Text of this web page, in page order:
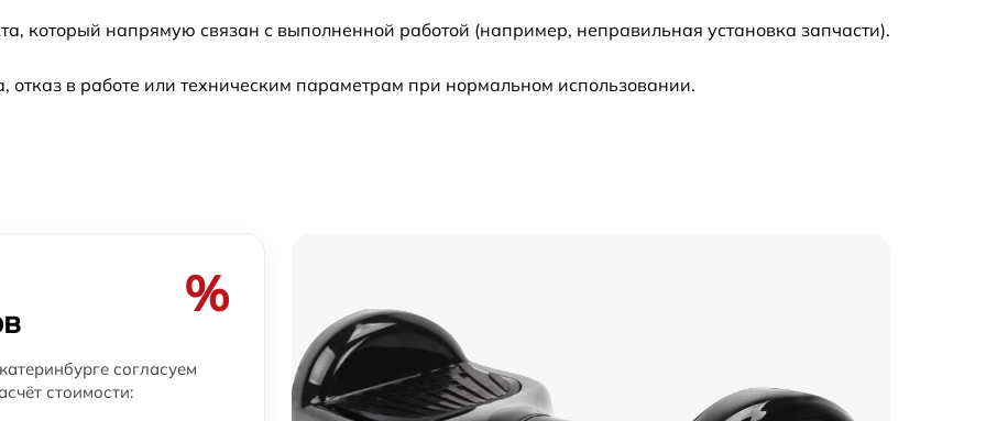
который напрямую связан с выполненной работой (например, неправильная установка запчасти).
в работе или техническим параметрам при нормальном использовании.
%
согласуем
стоимости: